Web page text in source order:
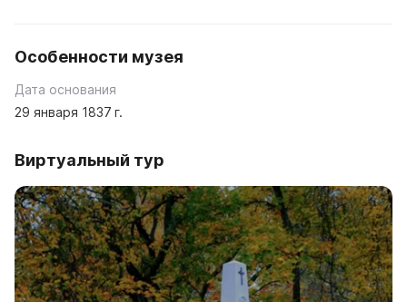
Особенности музея
Дата основания
29 января 1837 г.
Виртуальный тур